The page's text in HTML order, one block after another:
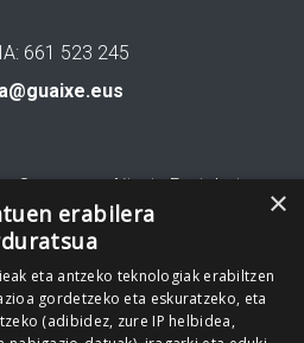
661 523 245
Commons Aitortu Partekatu
garatua
×
erabilera
eta antzeko teknologiak erabiltzen
gordetzeko eta eskuratzeko, eta
(adibidez, zure IP helbidea,